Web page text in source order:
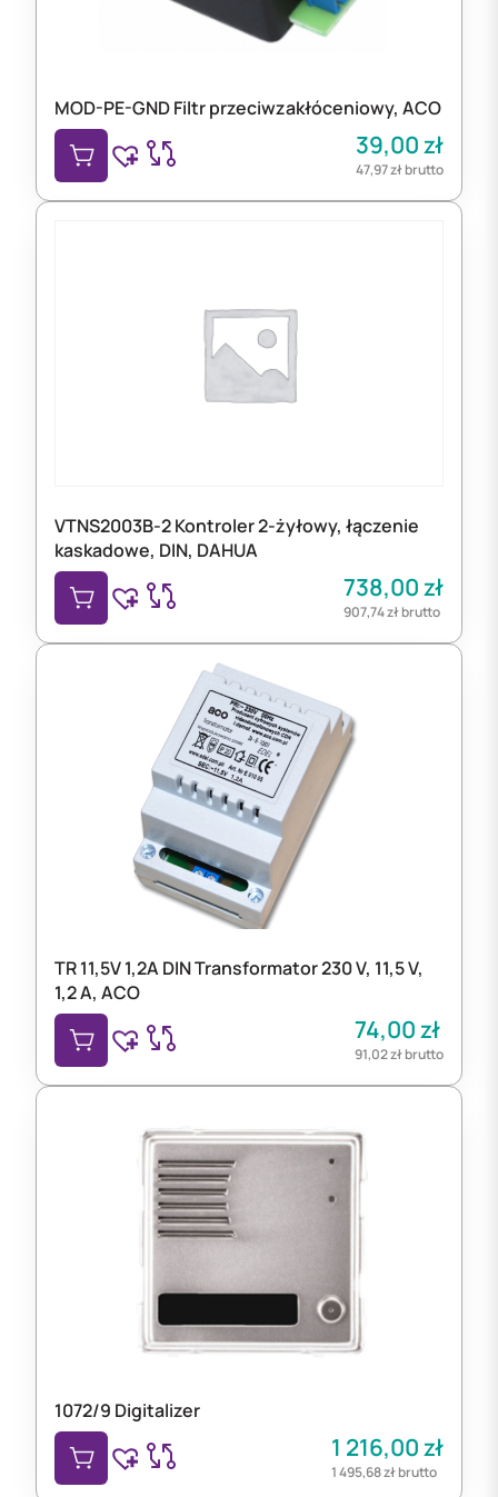
MOD-PE-GND Filtr przeciwzakłóceniowy, ACO
39,00zł
47,97złbrutto
VTNS2003B-2 Kontroler 2-żyłowy, łączenie
kaskadowe, DIN, DAHUA
738,00zł
907,74złbrutto
TR 11,5V 1,2A DIN Transformator 230 V, 11,5 V,
1,2 A, ACO
74,00zł
91,02złbrutto
1072/9 Digitalizer
1 216,00zł
1 495,68złbrutto